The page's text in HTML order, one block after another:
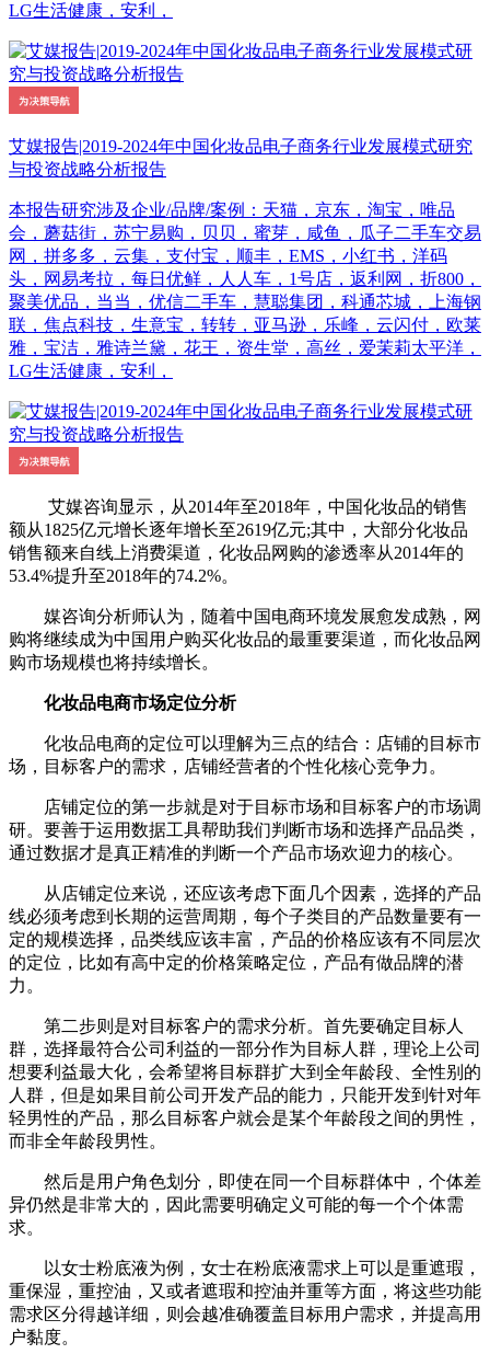
LG生活健康，安利，
艾媒报告|2019-2024年中国化妆品电子商务行业发展模式研究
与投资战略分析报告
本报告研究涉及企业/品牌/案例：天猫，京东，淘宝，唯品
会，蘑菇街，苏宁易购，贝贝，蜜芽，咸鱼，瓜子二手车交易
网，拼多多，云集，支付宝，顺丰，EMS，小红书，洋码
头，网易考拉，每日优鲜，人人车，1号店，返利网，折800，
聚美优品，当当，优信二手车，慧聪集团，科通芯城，上海钢
联，焦点科技，生意宝，转转，亚马逊，乐峰，云闪付，欧莱
雅，宝洁，雅诗兰黛，花王，资生堂，高丝，爱茉莉太平洋，
LG生活健康，安利，
艾媒咨询显示，从2014年至2018年，中国化妆品的销售
额从1825亿元增长逐年增长至2619亿元;其中，大部分化妆品
销售额来自线上消费渠道，化妆品网购的渗透率从2014年的
53.4%提升至2018年的74.2%。
媒咨询分析师认为，随着中国电商环境发展愈发成熟，网
购将继续成为中国用户购买化妆品的最重要渠道，而化妆品网
购市场规模也将持续增长。
化妆品电商市场定位分析
化妆品电商的定位可以理解为三点的结合：店铺的目标市
场，目标客户的需求，店铺经营者的个性化核心竞争力。
店铺定位的第一步就是对于目标市场和目标客户的市场调
研。要善于运用数据工具帮助我们判断市场和选择产品品类，
通过数据才是真正精准的判断一个产品市场欢迎力的核心。
从店铺定位来说，还应该考虑下面几个因素，选择的产品
线必须考虑到长期的运营周期，每个子类目的产品数量要有一
定的规模选择，品类线应该丰富，产品的价格应该有不同层次
的定位，比如有高中定的价格策略定位，产品有做品牌的潜
力。
第二步则是对目标客户的需求分析。首先要确定目标人
群，选择最符合公司利益的一部分作为目标人群，理论上公司
想要利益最大化，会希望将目标群扩大到全年龄段、全性别的
人群，但是如果目前公司开发产品的能力，只能开发到针对年
轻男性的产品，那么目标客户就会是某个年龄段之间的男性，
而非全年龄段男性。
然后是用户角色划分，即使在同一个目标群体中，个体差
异仍然是非常大的，因此需要明确定义可能的每一个个体需
求。
以女士粉底液为例，女士在粉底液需求上可以是重遮瑕，
重保湿，重控油，又或者遮瑕和控油并重等方面，将这些功能
需求区分得越详细，则会越准确覆盖目标用户需求，并提高用
户黏度。